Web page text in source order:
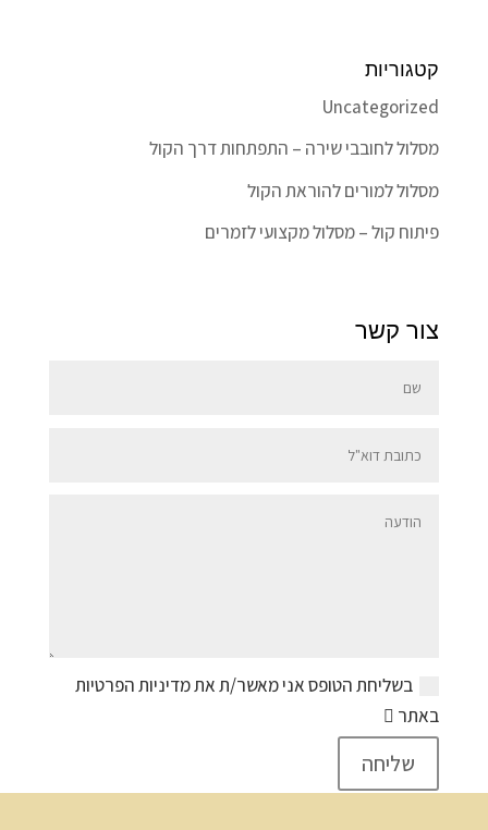
קטגוריות
Uncategorized
מסלול לחובבי שירה – התפתחות דרך הקול
מסלול למורים להוראת הקול
פיתוח קול – מסלול מקצועי לזמרים
צור קשר
בשליחת הטופס אני מאשר/ת את מדיניות הפרטיות
באתר
שליחה